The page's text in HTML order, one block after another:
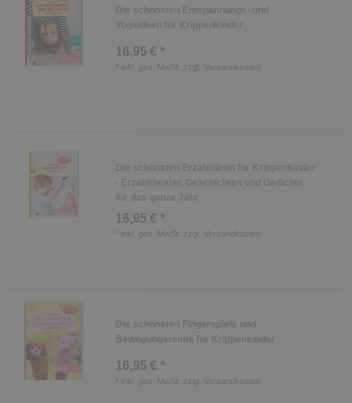
Die schönsten Entspannungs- und
Yogaideen für Krippenkinder
16,95 € *
* inkl. ges. MwSt. zzgl. Versandkosten
Die schönsten Erzählideen für Krippenkinder
- Erzähltheater, Geschichten und Gedichte
für das ganze Jahr
16,95 € *
* inkl. ges. MwSt. zzgl. Versandkosten
Die schönsten Fingerspiele und
Bewegungsreime für Krippenkinder
16,95 € *
* inkl. ges. MwSt. zzgl. Versandkosten